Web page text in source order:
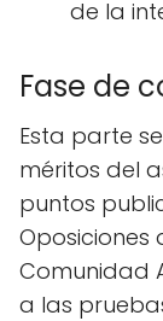
de la
Fase de
Esta parte
méritos del
puntos
Oposiciones
Comunidad
a las